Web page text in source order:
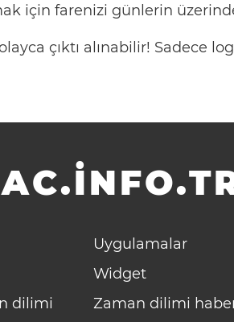
için farenizi günlerin
çıktı alınabilir! Sadece
dilimi
Uygulamalar
Widget
Zaman dilimi